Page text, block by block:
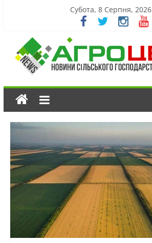
Субота, 8 Серпня, 2026